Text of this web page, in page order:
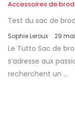
Accessoires de
Test du sac de
Sophie Leroux 29
Le Tutto Sac de
s’adresse aux
recherchent un …